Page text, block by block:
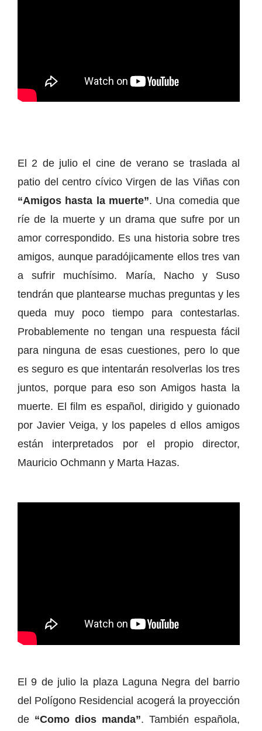
El 2 de julio el cine de verano se traslada al
patio del centro cívico Virgen de las Viñas con
“Amigos hasta la muerte”. Una comedia que
ríe de la muerte y un drama que sufre por un
amor correspondido. Es una historia sobre tres
amigos, aunque paradójicamente ellos tres van
a sufrir muchísimo. María, Nacho y Suso
tendrán que plantearse muchas preguntas y les
queda muy poco tiempo para contestarlas.
Probablemente no tengan una respuesta fácil
para ninguna de esas cuestiones, pero lo que
es seguro es que intentarán resolverlas los tres
juntos, porque para eso son Amigos hasta la
muerte. El film es español, dirigido y guionado
por Javier Veiga, y los papeles d ellos amigos
están interpretados por el propio director,
Mauricio Ochmann y Marta Hazas.
El 9 de julio la plaza Laguna Negra del barrio
del Polígono Residencial acogerá la proyección
de “Como dios manda”. También española,